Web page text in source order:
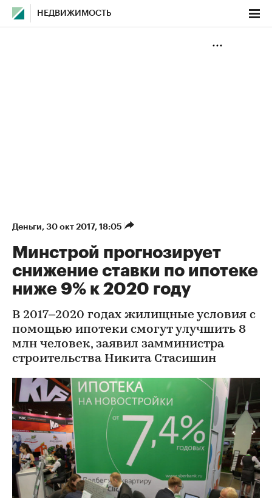
НЕДВИЖИМОСТЬ
Деньги⁠, 30 окт 2017, 18:05
Минстрой прогнозирует
снижение ставки по ипотеке
ниже 9% к 2020 году
В 2017–2020 годах жилищные условия с
помощью ипотеки смогут улучшить 8
млн человек, заявил замминистра
строительства Никита Стасишин